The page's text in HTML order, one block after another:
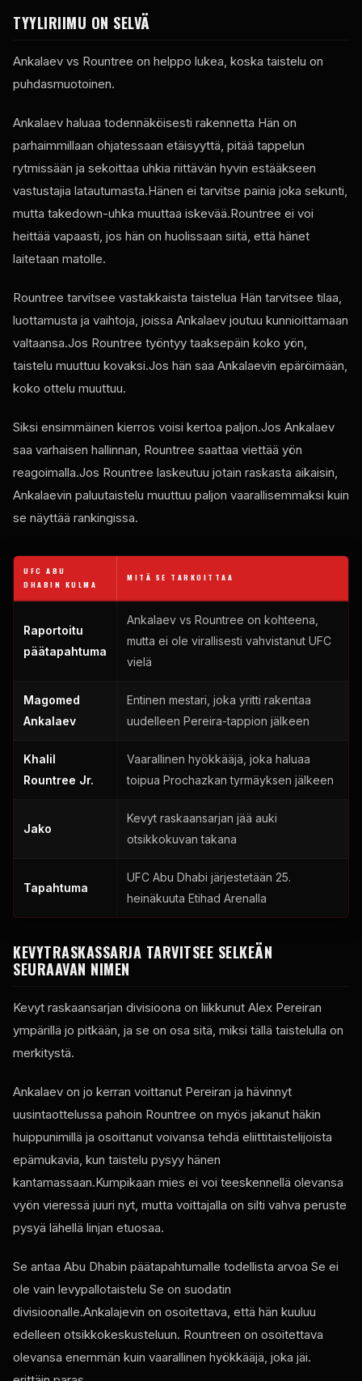
TYYLIRIIMU ON SELVÄ
Ankalaev vs Rountree on helppo lukea, koska taistelu on
puhdasmuotoinen.
Ankalaev haluaa todennäköisesti rakennetta Hän on
parhaimmillaan ohjatessaan etäisyyttä, pitää tappelun
rytmissään ja sekoittaa uhkia riittävän hyvin estääkseen
vastustajia latautumasta.Hänen ei tarvitse painia joka sekunti,
mutta takedown-uhka muuttaa iskevää.Rountree ei voi
heittää vapaasti, jos hän on huolissaan siitä, että hänet
laitetaan matolle.
Rountree tarvitsee vastakkaista taistelua Hän tarvitsee tilaa,
luottamusta ja vaihtoja, joissa Ankalaev joutuu kunnioittamaan
valtaansa.Jos Rountree työntyy taaksepäin koko yön,
taistelu muuttuu kovaksi.Jos hän saa Ankalaevin epäröimään,
koko ottelu muuttuu.
Siksi ensimmäinen kierros voisi kertoa paljon.Jos Ankalaev
saa varhaisen hallinnan, Rountree saattaa viettää yön
reagoimalla.Jos Rountree laskeutuu jotain raskasta aikaisin,
Ankalaevin paluutaistelu muuttuu paljon vaarallisemmaksi kuin
se näyttää rankingissa.
UFC ABU
DHABIN KULMA
MITÄ SE TARKOITTAA
Raportoitu
päätapahtuma
Ankalaev vs Rountree on kohteena,
mutta ei ole virallisesti vahvistanut UFC
vielä
Magomed
Ankalaev
Entinen mestari, joka yritti rakentaa
uudelleen Pereira-tappion jälkeen
Khalil
Rountree Jr.
Vaarallinen hyökkääjä, joka haluaa
toipua Prochazkan tyrmäyksen jälkeen
Jako
Kevyt raskaansarjan jää auki
otsikkokuvan takana
Tapahtuma
UFC Abu Dhabi järjestetään 25.
heinäkuuta Etihad Arenalla
KEVYTRASKASSARJA TARVITSEE SELKEÄN
SEURAAVAN NIMEN
Kevyt raskaansarjan divisioona on liikkunut Alex Pereiran
ympärillä jo pitkään, ja se on osa sitä, miksi tällä taistelulla on
merkitystä.
Ankalaev on jo kerran voittanut Pereiran ja hävinnyt
uusintaottelussa pahoin Rountree on myös jakanut häkin
huippunimillä ja osoittanut voivansa tehdä eliittitaistelijoista
epämukavia, kun taistelu pysyy hänen
kantamassaan.Kumpikaan mies ei voi teeskennellä olevansa
vyön vieressä juuri nyt, mutta voittajalla on silti vahva peruste
pysyä lähellä linjan etuosaa.
Se antaa Abu Dhabin päätapahtumalle todellista arvoa Se ei
ole vain levypallotaistelu Se on suodatin
divisioonalle.Ankalajevin on osoitettava, että hän kuuluu
edelleen otsikkokeskusteluun. Rountreen on osoitettava
olevansa enemmän kuin vaarallinen hyökkääjä, joka jäi.